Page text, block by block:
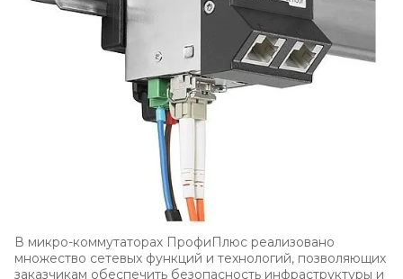
В микро-коммутаторах ПрофиПлюс реализовано
множество сетевых функций и технологий, позволяющих
заказчикам обеспечить безопасность инфраструктуры и